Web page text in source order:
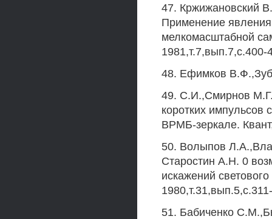
47. Кржижановский
Применение
мелкомасштабной
1981,т.7,вып.7,с.400-
48. Ефимков
49. С.И.,Смирнов
коротких
ВРМБ-зеркале.
50. Волыпов
Старостин А.Н. 0
искажений
51. Бабиченко